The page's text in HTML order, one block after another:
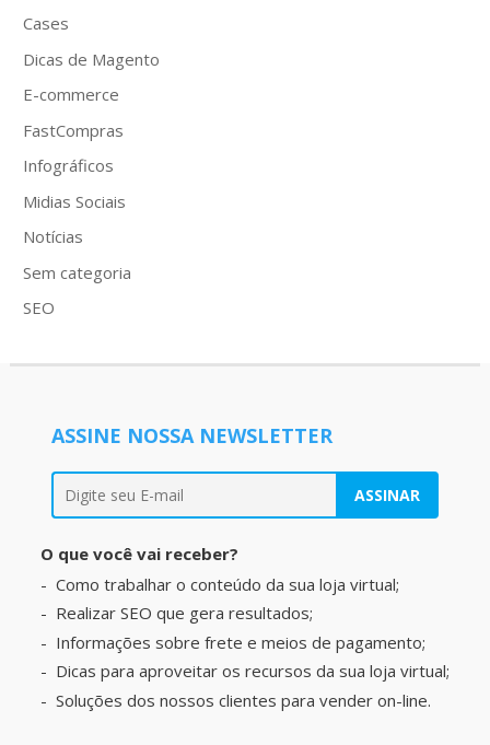
Cases
Dicas de Magento
E-commerce
FastCompras
Infográficos
Midias Sociais
Notícias
Sem categoria
SEO
ASSINE NOSSA NEWSLETTER
O que você vai receber?
Como trabalhar o conteúdo da sua loja virtual;
Realizar SEO que gera resultados;
Informações sobre frete e meios de pagamento;
Dicas para aproveitar os recursos da sua loja virtual;
Soluções dos nossos clientes para vender on-line.